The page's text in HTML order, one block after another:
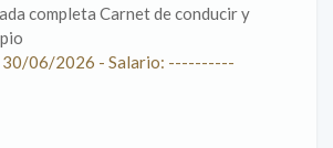
completa Carnet de conducir y
30/06/2026 - Salario: ----------